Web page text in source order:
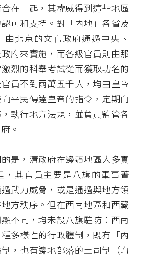
在一起，其權威得到這些地區
可和支持。對「內地」各省及
由北京的文官政府通過中央、
府來實施，而各級官員則由那
烈的科舉考試從而獲取功名的
員不到兩萬五千人，均由皇帝
平民傳達皇帝的指令，定期向
執行地方法規，並負責監管各
。
是，清政府在邊疆地區大多實
，其官員主要是八旗的軍事菁
武力威脅，或是通過與地方領
方秩序。但在西南地區和西藏
不同，均未設八旗駐防：西南
多樣性的行政體制，既有「內
，也有邊地部落的土司制（均